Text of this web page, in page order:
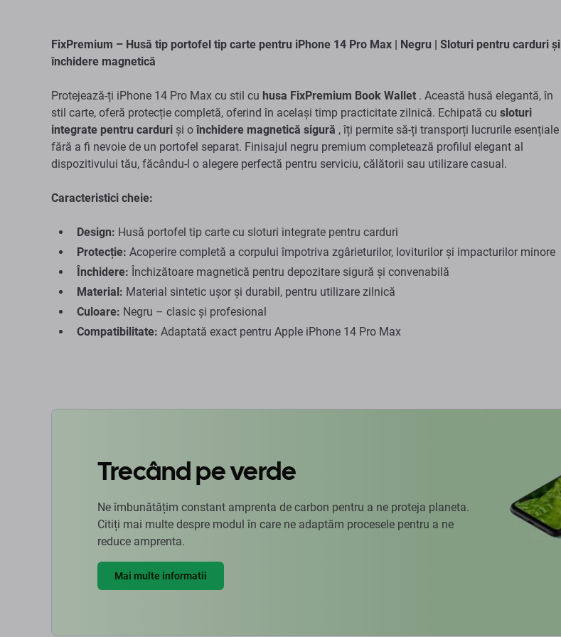
FixPremium – Husă tip portofel tip carte pentru iPhone 14 Pro Max | Negru | Sloturi pentru carduri și
închidere magnetică
Protejează-ți iPhone 14 Pro Max cu stil cu husa FixPremium Book Wallet . Această husă elegantă, în
stil carte, oferă protecție completă, oferind în același timp practicitate zilnică. Echipată cu sloturi
integrate pentru carduri și oînchidere magnetică sigură , îți permite să-ți transporți lucrurile esențiale
fără a fi nevoie de un portofel separat. Finisajul negru premium completează profilul elegant al
dispozitivului tău, făcându-l o alegere perfectă pentru serviciu, călătorii sau utilizare casual.
Caracteristici cheie:
Design: Husă portofel tip carte cu sloturi integrate pentru carduri
Protecție: Acoperire completă a corpului împotriva zgârieturilor, loviturilor și impacturilor minore
Închidere: Închizătoare magnetică pentru depozitare sigură și convenabilă
Material: Material sintetic ușor și durabil, pentru utilizare zilnică
Culoare: Negru – clasic și profesional
Compatibilitate: Adaptată exact pentru Apple iPhone 14 Pro Max
Trecând pe verde
Ne îmbunătățim constant amprenta de carbon pentru a ne proteja planeta.
Citiți mai multe despre modul în care ne adaptăm procesele pentru a ne
reduce amprenta.
Mai multe informatii